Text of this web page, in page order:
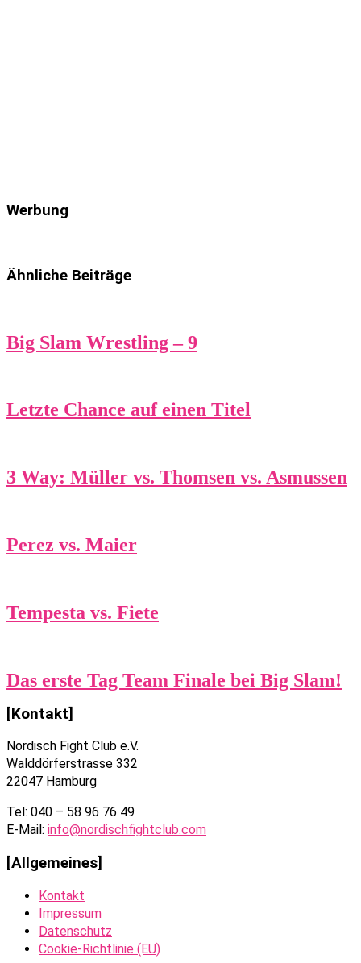
Werbung
Ähnliche Beiträge
Big Slam Wrestling – 9
Letzte Chance auf einen Titel
3 Way: Müller vs. Thomsen vs. Asmussen
Perez vs. Maier
Tempesta vs. Fiete
Das erste Tag Team Finale bei Big Slam!
[Kontakt]
Nordisch Fight Club e.V.
Walddörferstrasse 332
22047 Hamburg
Tel: 040 – 58 96 76 49
E-Mail: info@nordischfightclub.com
[Allgemeines]
Kontakt
Impressum
Datenschutz
Cookie-Richtlinie (EU)